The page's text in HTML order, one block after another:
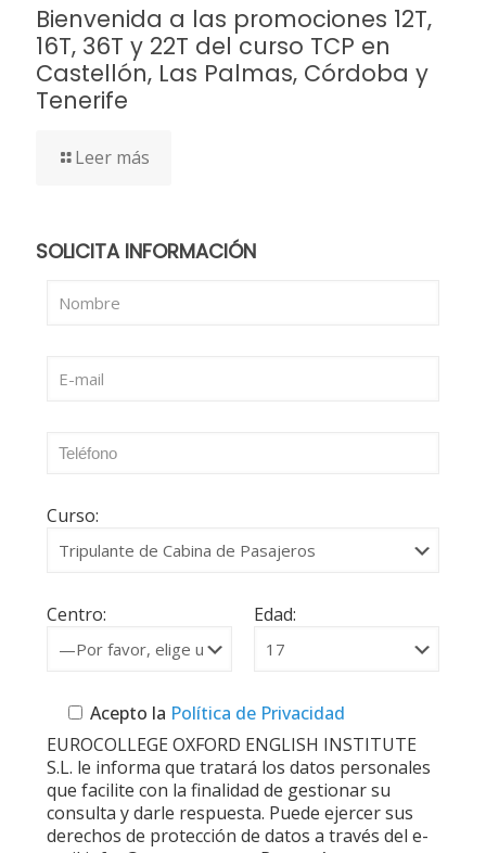
Bienvenida a las promociones 12T,
16T, 36T y 22T del curso TCP en
Castellón, Las Palmas, Córdoba y
Tenerife
Leer más
SOLICITA INFORMACIÓN
Curso:
Centro: Edad:
Acepto la Política de Privacidad
EUROCOLLEGE OXFORD ENGLISH INSTITUTE
S.L. le informa que tratará los datos personales
que facilite con la finalidad de gestionar su
consulta y darle respuesta. Puede ejercer sus
derechos de protección de datos a través del e-